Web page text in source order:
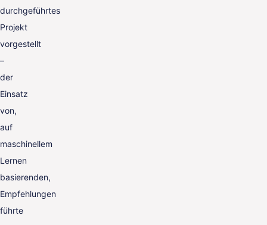
durchgeführtes
Projekt
vorgestellt
–
der
Einsatz
von,
auf
maschinellem
Lernen
basierenden,
Empfehlungen
führte